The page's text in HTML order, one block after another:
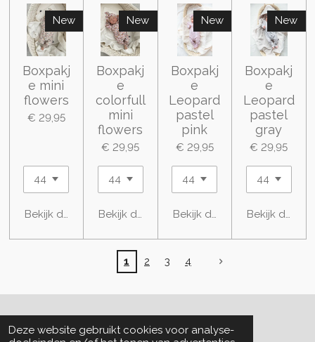
Deze website gebruikt cookies voor analyse-
New
Boxpakj
e mini
flowers
€ 29,95
Bekijk details
New
Boxpakj
e
colorfull
mini
flowers
€ 29,95
Bekijk details
New
Boxpakj
e
Leopard
pastel
pink
€ 29,95
Bekijk details
New
Boxpakj
e
Leopard
pastel
gray
€ 29,95
Bekijk details
1 2 3 4
Powered by JouwWeb